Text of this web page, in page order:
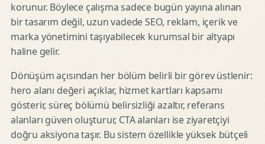
korunur. Böylece çalışma sadece bugün yayına alınan
bir tasarım değil, uzun vadede SEO, reklam, içerik ve
marka yönetimini taşıyabilecek kurumsal bir altyapı
haline gelir.
Dönüşüm açısından her bölüm belirli bir görev üstlenir:
hero alanı değeri açıklar, hizmet kartları kapsamı
gösterir, süreç bölümü belirsizliği azaltır, referans
alanları güven oluşturur, CTA alanları ise ziyaretçiyi
doğru aksiyona taşır. Bu sistem özellikle yüksek bütçeli